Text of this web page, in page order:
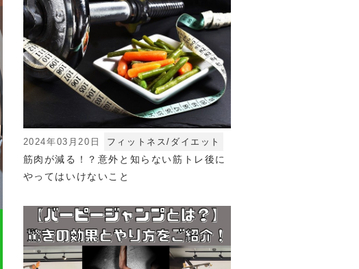
2024年03月20日 フィットネス/ダイエット
筋肉が減る！？意外と知らない筋トレ後に
やってはいけないこと